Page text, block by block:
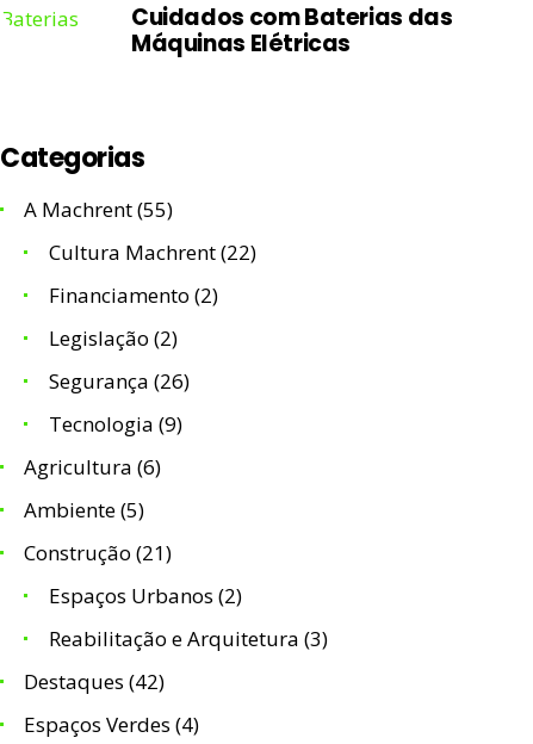
Cuidados com Baterias das
Máquinas Elétricas
Categorias
A Machrent(55)
Cultura Machrent(22)
Financiamento (2)
Legislação (2)
Segurança (26)
Tecnologia (9)
Agricultura (6)
Ambiente(5)
Construção (21)
Espaços Urbanos (2)
Reabilitação e Arquitetura (3)
Destaques (42)
Espaços Verdes (4)